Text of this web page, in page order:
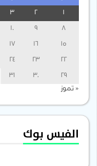
3
15
16
17
22
23
24
29
30
31
« تموز
الفيس بوك